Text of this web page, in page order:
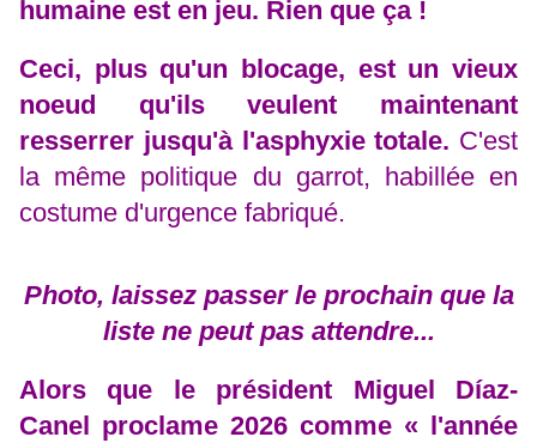
humaine est en jeu. Rien que ça !
Ceci, plus qu'un blocage, est un vieux
noeud qu'ils veulent maintenant
resserrer jusqu'à l'asphyxie totale. C'est
la même politique du garrot, habillée en
costume d'urgence fabriqué.
Photo, laissez passer le prochain que la
liste ne peut pas attendre...
Alors que le président Miguel Díaz-
Canel proclame 2026 comme « l'année